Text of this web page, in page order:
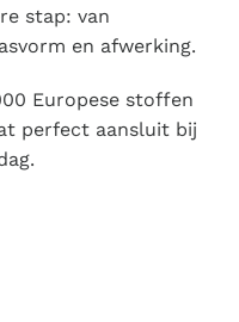
stap: van
en afwerking.
Europese stoffen
perfect aansluit bij